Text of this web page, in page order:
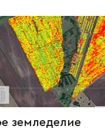
земледелие